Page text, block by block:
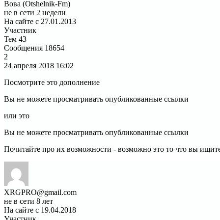
Вова (Otshelnik-Fm)
не в сети 2 недели
На сайте с 27.01.2013
Участник
Тем 43
Сообщения 18654
2
24 апреля 2018 16:02
Посмотрите это дополнение
Вы не можете просматривать опубликованные ссылки
или это
Вы не можете просматривать опубликованные ссылки
Почитайте про их возможности - возможно это то что вы
XRGPRO@gmail.com
не в сети 8 лет
На сайте с 19.04.2018